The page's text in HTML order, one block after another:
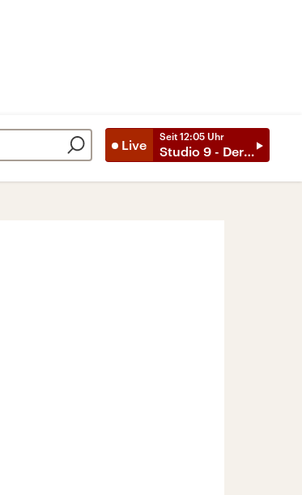
Live
Seit 12:05 Uhr
Studio 9 - Der Tag mit